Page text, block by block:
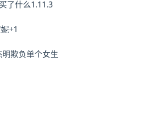
了什么1.11.3
+1
欺负单个女生